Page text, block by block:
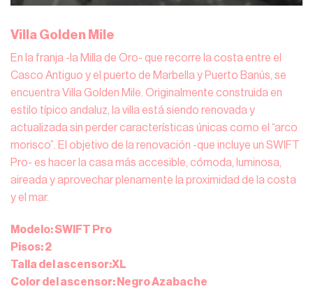
Villa Golden Mile
En la franja -la Milla de Oro- que recorre la costa entre el
Casco Antiguo y el puerto de Marbella y Puerto Banús, se
encuentra Villa Golden Mile. Originalmente construida en
estilo típico andaluz, la villa está siendo renovada y
actualizada sin perder características únicas como el “arco
morisco”. El objetivo de la renovación -que incluye un SWIFT
Pro- es hacer la casa más accesible, cómoda, luminosa,
aireada y aprovechar plenamente la proximidad de la costa
y el mar.
Modelo: SWIFT Pro
Pisos: 2
Talla del ascensor:XL
Color del ascensor: Negro Azabache